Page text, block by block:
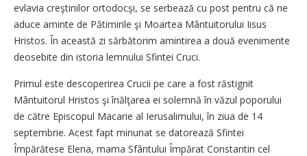
evlavia creştinilor ortodocşi, se serbează cu post pentru că ne
aduce aminte de Pătimirile şi Moartea Mântuitorului Iisus
Hristos. În această zi sărbătorim amintirea a două evenimente
deosebite din istoria lemnului Sfintei Cruci.
Primul este descoperirea Crucii pe care a fost răstignit
Mântuitorul Hristos şi înălţarea ei solemnă în văzul poporului
de către Episcopul Macarie al Ierusalimului, în ziua de 14
septembrie. Acest fapt minunat se datorează Sfintei
Împărătese Elena, mama Sfântului Împărat Constantin cel